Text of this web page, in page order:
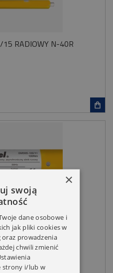
15 RADIOWY N-40R
NHK AWARYJNE
×
swoją
dane osobowe i
jak pliki cookies w
oraz prowadzenia
chwili zmienić
strony i/lub w